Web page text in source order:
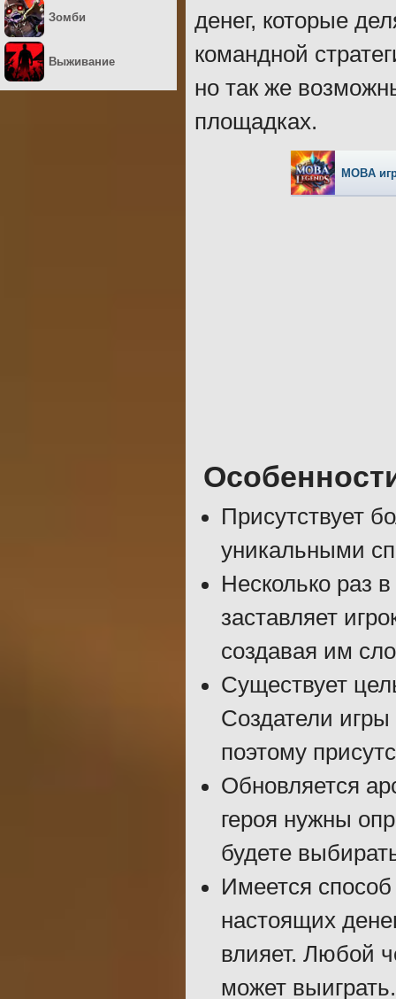
денег, которые
командной
но так же
площадках.
MOBA
Присутствует
уникальными
Несколько раз
заставляет
создавая им
Существует
Создатели
поэтому
Обновляется
героя нужны
будете
Имеется
настоящих
влияет. Любой
может выиграть.
Зомби
Выживание